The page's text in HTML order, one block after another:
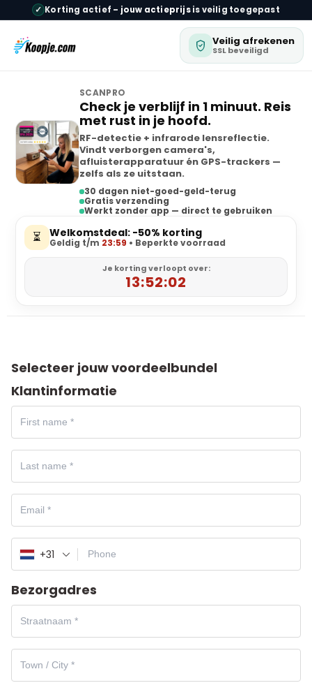
✓ Korting actief – jouw actieprijsis veilig toegepast
Veilig afrekenen
SSL beveiligd
SCANPRO
Check je verblijf in 1 minuut. Reis
met rust in je hoofd.
RF-detectie + infrarode lensreflectie.
Vindt verborgen camera's,
afluisterapparatuur én GPS-trackers —
zelfs als ze uitstaan.
30 dagen niet-goed-geld-terug
Gratis verzending
Werkt zonder app — direct te gebruiken
⏳ Welkomstdeal: -50% korting
Geldig t/m 23:59 • Beperkte voorraad
Je korting verloopt over:
13:52:02
Selecteer jouw voordeelbundel
Klantinformatie
+31
Bezorgadres